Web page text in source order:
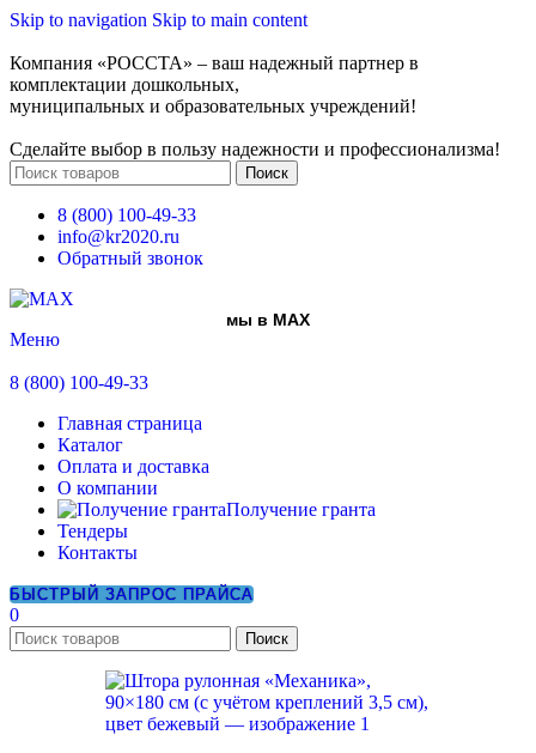
Skip to navigation Skip to main content
Компания «РОССТА» – ваш надежный партнер в
комплектации дошкольных,
муниципальных и образовательных учреждений!
Сделайте выбор в пользу надежности и профессионализма!
Поиск
8 (800) 100-49-33
info@kr2020.ru
Обратный звонок
мы в MAX
Меню
8 (800) 100-49-33
Главная страница
Каталог
Оплата и доставка
О компании
Получение гранта
Тендеры
Контакты
БЫСТРЫЙ ЗАПРОС ПРАЙСА
0
Поиск